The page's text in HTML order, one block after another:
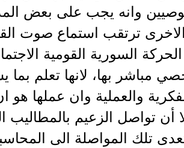
وانه يجب على بعض
ترتقب استماع صوت
السورية القومية
مباشر بها، لانها تعلم
والعملية وان عملها
أن تواصل الزعيم
تلك المواصلة الى